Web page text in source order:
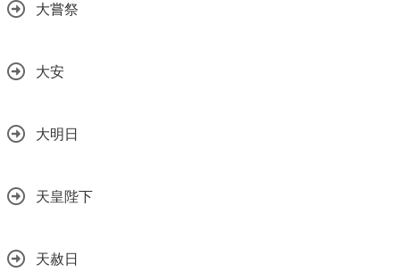
大嘗祭
大安
大明日
天皇陛下
天赦日